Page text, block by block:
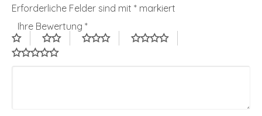
Erforderliche Felder sind mit * markiert
Ihre Bewertung *